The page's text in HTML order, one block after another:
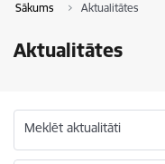
Sākums Aktualitātes
Aktualitātes
Meklēt aktualitāti